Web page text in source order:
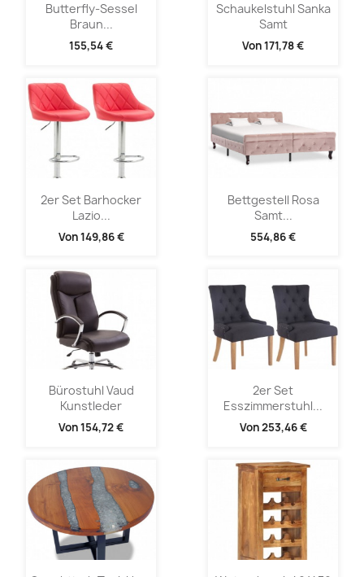
Butterfly-Sessel
Braun...
155,54 €
Schaukelstuhl Sanka
Samt
Von171,78 €
2er Set Barhocker
Lazio...
Von149,86 €
Bettgestell Rosa
Samt...
554,86 €
Bürostuhl Vaud
Kunstleder
Von154,72 €
2er Set
Esszimmerstuhl...
Von253,46 €